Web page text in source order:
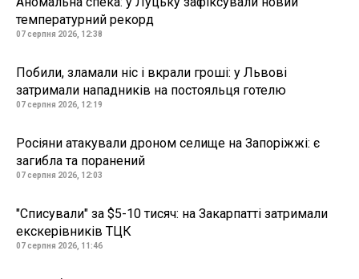
температурний рекорд
07 серпня 2026, 12:38
Побили, зламали ніс і вкрали гроші: у Львові
затримали нападників на постояльця готелю
07 серпня 2026, 12:19
Росіяни атакували дроном селище на Запоріжжі: є
загибла та поранений
07 серпня 2026, 12:03
"Списували" за $5-10 тисяч: на Закарпатті затримали
екскерівників ТЦК
07 серпня 2026, 11:46